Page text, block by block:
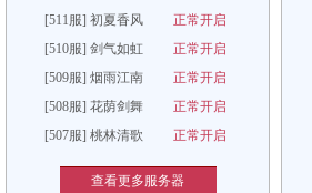
[511服] 初夏香风
正常开启
[510服] 剑气如虹
正常开启
[509服] 烟雨江南
正常开启
[508服] 花荫剑舞
正常开启
[507服] 桃林清歌
正常开启
查看更多服务器